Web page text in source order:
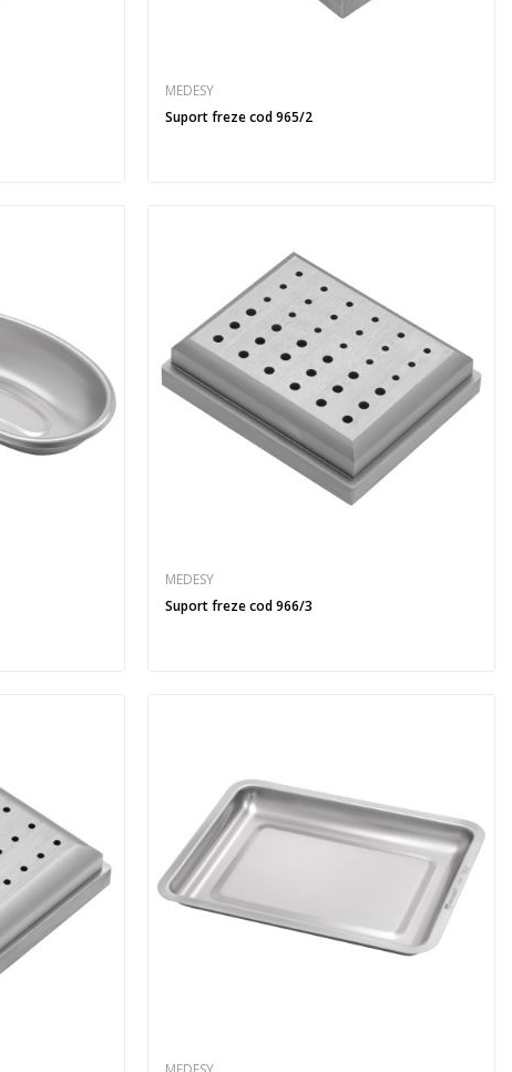
MEDESY
Suport freze cod 965/2
MEDESY
Suport freze cod 966/3